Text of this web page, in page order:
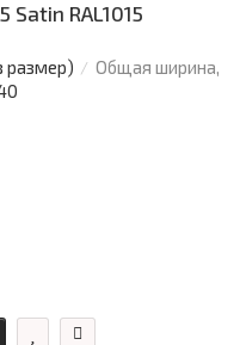
RAL1015
размер)
Общая ширина,